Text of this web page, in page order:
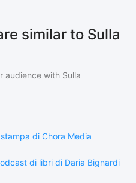
similar to Sulla
audience with Sulla
di Chora Media
di libri di Daria Bignardi